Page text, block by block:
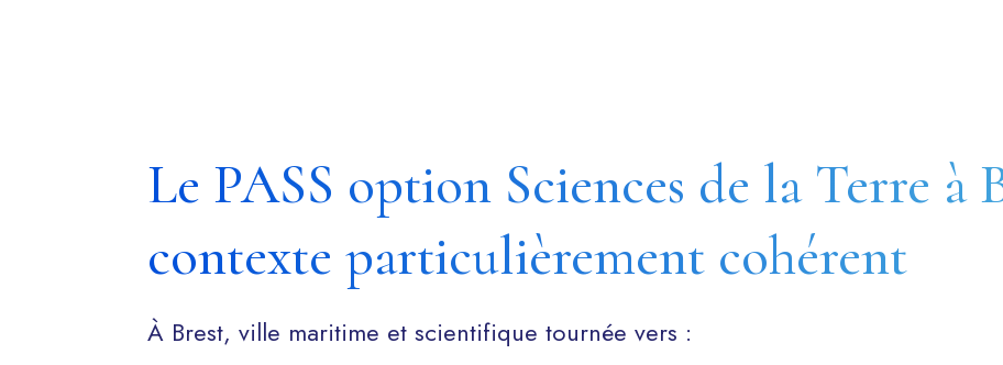
Le PASS option Sciences de la Terre à
contexte particulièrement cohérent
À Brest, ville maritime et scientifique tournée vers :